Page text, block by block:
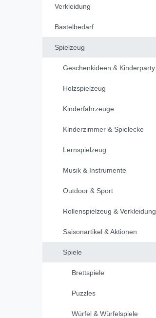
Verkleidung
Bastelbedarf
Spielzeug
Geschenkideen & Kinderparty
Holzspielzeug
Kinderfahrzeuge
Kinderzimmer & Spielecke
Lernspielzeug
Musik & Instrumente
Outdoor & Sport
Rollenspielzeug & Verkleidung
Saisonartikel & Aktionen
Spiele
Brettspiele
Puzzles
Würfel & Würfelspiele